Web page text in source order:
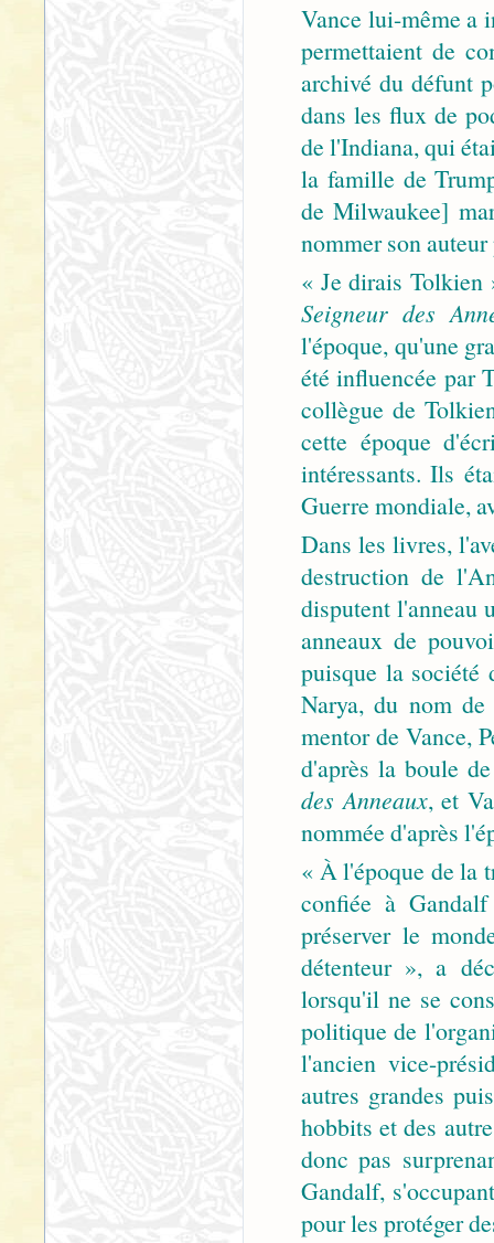
Vance lui-même a
permettaient de
archivé du défunt
dans les flux de
de l'Indiana, qui
la famille de
de Milwaukee]
nommer son auteur
« Je dirais Tolkien
Seigneur des
l'époque, qu'une
été influencée par
collègue de
cette époque
intéressants. Ils
Guerre mondiale,
Dans les livres,
destruction de
disputent l'anneau
anneaux de
puisque la société
Narya, du nom
mentor de Vance,
d'après la boule
des Anneaux, et
nommée d'après
« À l'époque de
confiée à
préserver le
détenteur », a
lorsqu'il ne se
politique de
l'ancien vice-
autres grandes
hobbits et des
donc pas
Gandalf,
pour les protéger